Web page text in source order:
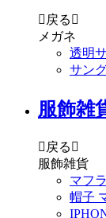
 戻る 
メガネ
透明
サン
服飾雑
 戻る 
服飾雑貨
マフ
帽子